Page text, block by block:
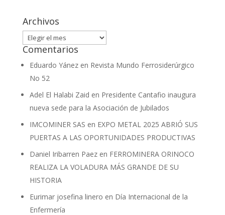
Archivos
Archivos
Comentarios
Eduardo Yánezen Revista Mundo Ferrosiderúrgico
No 52
Adel El Halabi Zaid en Presidente Cantafio inaugura
nueva sede para la Asociación de Jubilados
IMCOMINER SAS en EXPO METAL 2025 ABRIÓ SUS
PUERTAS A LAS OPORTUNIDADES PRODUCTIVAS
Daniel Iribarren Paezen FERROMINERA ORINOCO
REALIZA LA VOLADURA MÁS GRANDE DE SU
HISTORIA
Eurimar josefina linero en Día Internacional de la
Enfermería